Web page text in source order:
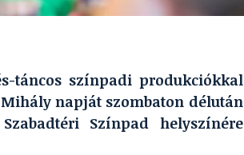
táncos színpadi produkciókkal
napját szombaton délután
Színpad helyszínére